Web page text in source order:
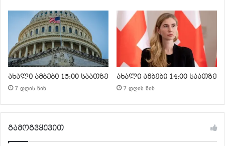
ახალი ამბები 15:00 საათზე
7 დღის წინ
ახალი ამბები 14:00 საათზე
7 დღის წინ
გამოგვყევით